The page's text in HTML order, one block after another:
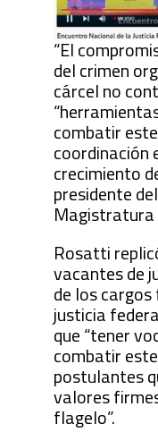
“El
del crimen
cárcel no
combatir
coordinación
crecimiento
presidente
Magistratura
Rosatti
vacantes de
de los
justicia
que “tener
combatir
postulantes
valores
flagelo”.